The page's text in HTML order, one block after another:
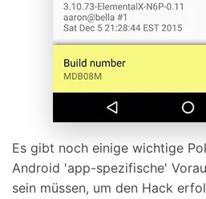
Es gibt noch einige wichtige
Android 'app-spezifische'
sein müssen, um den Hack